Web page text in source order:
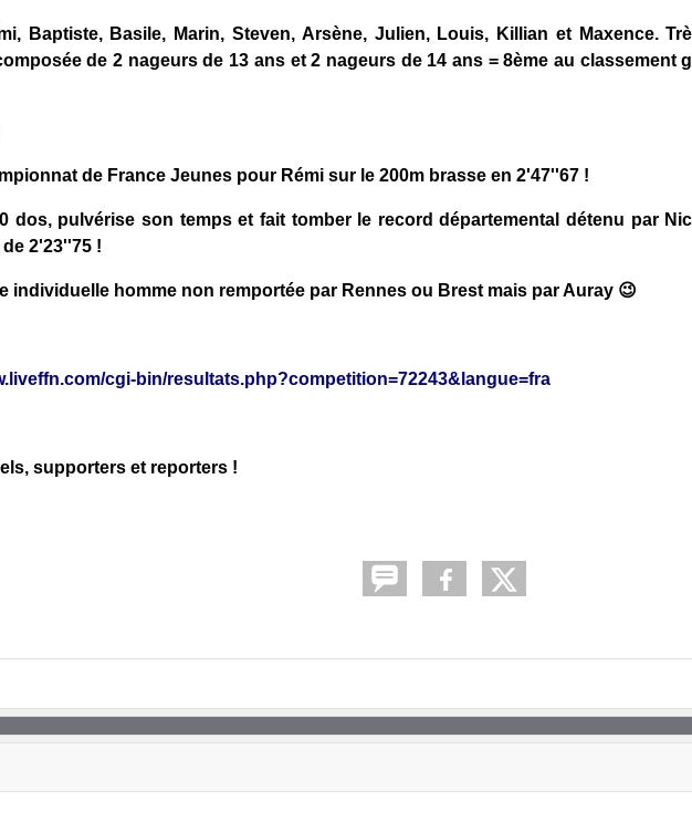
Baptiste, Basile, Marin, Steven, Arsène, Julien, Louis, Killian et Maxence.
de 2 nageurs de 13 ans et 2 nageurs de 14 ans = 8ème au classement
de France Jeunes pour Rémi sur le 200m brasse en 2'47''67 !
dos, pulvérise son temps et fait tomber le record départemental détenu par
2'23''75 !
individuelle homme non remportée par Rennes ou Brest mais par Auray 😉
cgi-bin/resultats.php?competition=72243&langue=fra
supporters et reporters !